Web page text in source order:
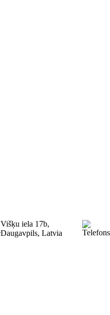
Višķu iela 17b,
Daugavpils, Latvia